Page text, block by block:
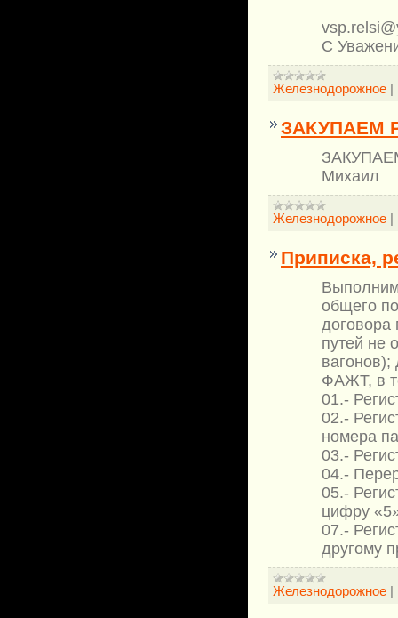
С
Железнодорожное |
ЗАКУПАЕМ
Михаил
Железнодорожное |
Приписка,
общего
договора
путей не
ФАЖТ, в
01.-
02.-
номера
03.-
04.-
05.-
цифру
07.-
другому
Железнодорожное |